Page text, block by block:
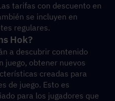
tarifas con descuento en
se incluyen en
regulares.
Hok?
a descubrir contenido
juego, obtener nuevos
creadas para
de juego. Esto es
para los jugadores que